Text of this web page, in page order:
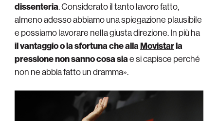
dissenteria. Considerato il tanto lavoro fatto,
almeno adesso abbiamo una spiegazione plausibile
e possiamo lavorare nella giusta direzione. In più ha
il vantaggio o la sfortuna che allaMovistarla
pressione non sanno cosa siae si capisce perché
non ne abbia fatto un dramma».